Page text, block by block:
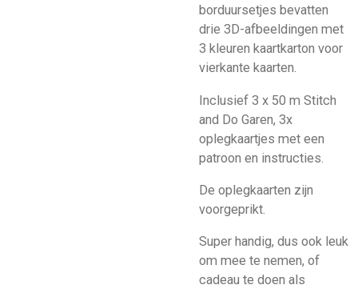
borduursetjes bevatten
drie 3D-afbeeldingen met
3 kleuren kaartkarton voor
vierkante kaarten.
Inclusief 3 x 50 m Stitch
and Do Garen, 3x
oplegkaartjes met een
patroon en instructies.
De oplegkaarten zijn
voorgeprikt.
Super handig, dus ook leuk
om mee te nemen, of
cadeau te doen als